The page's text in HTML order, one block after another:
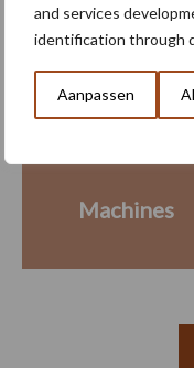
and services
identification through
Aanpassen
Meer lezen over:
Maak uw keuze
Machines